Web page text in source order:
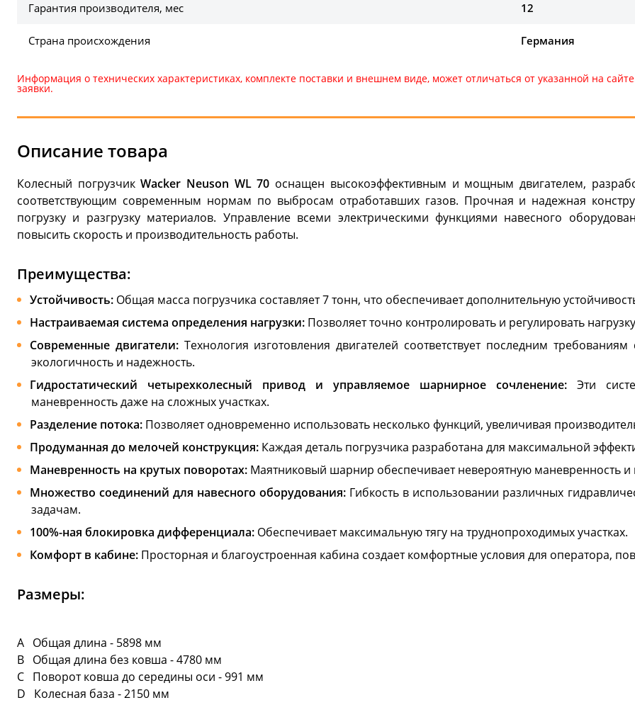
Гарантия производителя, мес 12
Страна происхождения Германия
Информация о технических характеристиках, комплекте поставки и внешнем виде, может отличаться от указанной на
заявки.
Описание товара
Колесный погрузчикWacker Neuson WL 70 оснащен высокоэффективным и мощным двигателем,
соответствующим современным нормам по выбросам отработавших газов. Прочная и надежная
погрузку и разгрузку материалов. Управление всеми электрическими функциями навесного
повысить скорость и производительность работы.
Преимущества:
Устойчивость: Общая масса погрузчика составляет 7 тонн, что обеспечивает дополнительную
Настраиваемая система определения нагрузки: Позволяет точно контролировать и регулировать
Современные двигатели:Технология изготовления двигателей соответствует последним
экологичность и надежность.
Гидростатический четырехколесный привод и управляемое шарнирное сочленение: Эти
маневренность даже на сложных участках.
Разделение потока: Позволяет одновременно использовать несколько функций, увеличивая
Продуманная до мелочей конструкция:Каждая деталь погрузчика разработана для максимальной
Маневренность на крутых поворотах:Маятниковый шарнир обеспечивает невероятную маневренность и
Множество соединений для навесного оборудования: Гибкость в использовании различных
задачам.
100%-ная блокировка дифференциала: Обеспечивает максимальную тягу на труднопроходимых участках.
Комфорт в кабине: Просторная и благоустроенная кабина создает комфортные условия для оператора,
Размеры:
A Общая длина - 5898 мм
B Общая длина без ковша - 4780 мм
C Поворот ковша до середины оси - 991 мм
D Колесная база - 2150 мм